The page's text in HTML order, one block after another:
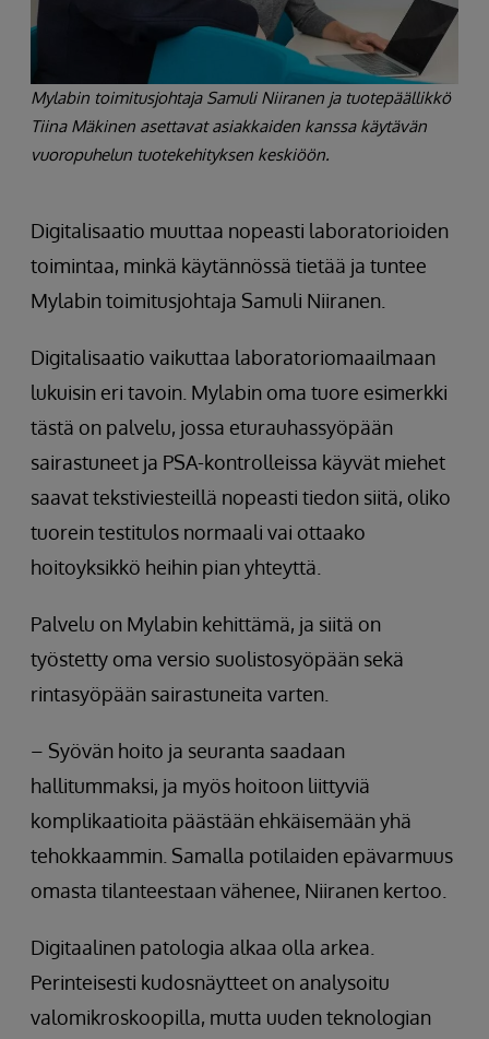
Mylabin toimitusjohtaja Samuli Niiranen ja tuotepäällikkö
Tiina Mäkinen asettavat asiakkaiden kanssa käytävän
vuoropuhelun tuotekehityksen keskiöön.
Digitalisaatio muuttaa nopeasti laboratorioiden
toimintaa, minkä käytännössä tietää ja tuntee
Mylabin toimitusjohtaja Samuli Niiranen.
Digitalisaatio vaikuttaa laboratoriomaailmaan
lukuisin eri tavoin. Mylabin oma tuore esimerkki
tästä on palvelu, jossa eturauhassyöpään
sairastuneet ja PSA-kontrolleissa käyvät miehet
saavat tekstiviesteillä nopeasti tiedon siitä, oliko
tuorein testitulos normaali vai ottaako
hoitoyksikkö heihin pian yhteyttä.
Palvelu on Mylabin kehittämä, ja siitä on
työstetty oma versio suolistosyöpään sekä
rintasyöpään sairastuneita varten.
– Syövän hoito ja seuranta saadaan
hallitummaksi, ja myös hoitoon liittyviä
komplikaatioita päästään ehkäisemään yhä
tehokkaammin. Samalla potilaiden epävarmuus
omasta tilanteestaan vähenee, Niiranen kertoo.
Digitaalinen patologia alkaa olla arkea.
Perinteisesti kudosnäytteet on analysoitu
valomikroskoopilla, mutta uuden teknologian